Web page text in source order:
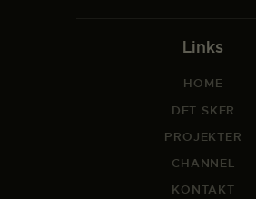
Links
HOME
DET SKER
PROJEKTER
CHANNEL
KONTAKT